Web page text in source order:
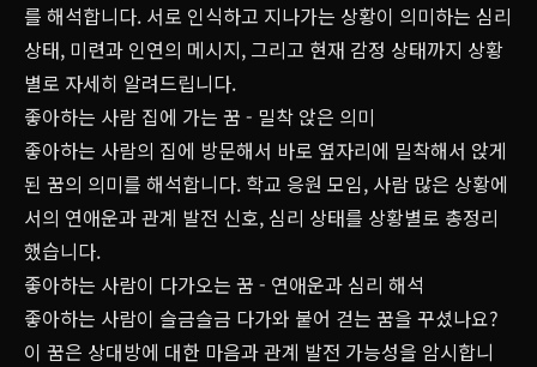
를 해석합니다. 서로 인식하고 지나가는 상황이 의미하는 심리
상태, 미련과 인연의 메시지, 그리고 현재 감정 상태까지 상황
별로 자세히 알려드립니다.
좋아하는 사람 집에 가는 꿈 - 밀착 앉은 의미
좋아하는 사람의 집에 방문해서 바로 옆자리에 밀착해서 앉게
된 꿈의 의미를 해석합니다. 학교 응원 모임, 사람 많은 상황에
서의 연애운과 관계 발전 신호, 심리 상태를 상황별로 총정리
했습니다.
좋아하는 사람이 다가오는 꿈 - 연애운과 심리 해석
좋아하는 사람이 슬금슬금 다가와 붙어 걷는 꿈을 꾸셨나요?
이 꿈은 상대방에 대한 마음과 관계 발전 가능성을 암시합니